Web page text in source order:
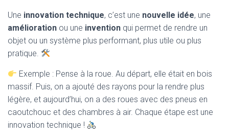
Une innovation technique, c’est une nouvelle idée, une
amélioration ou une invention qui permet de rendre un
objet ou un système plus performant, plus utile ou plus
pratique.
Exemple : Pense à la roue. Au départ, elle était en bois
massif. Puis, on a ajouté des rayons pour la rendre plus
légère, et aujourd’hui, on a des roues avec des pneus en
caoutchouc et des chambres à air. Chaque étape est une
innovation technique !